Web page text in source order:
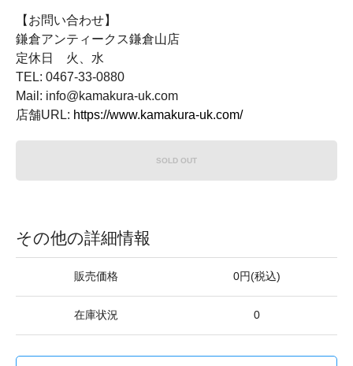
【お問い合わせ】
鎌倉アンティークス鎌倉山店
定休日 火、水
TEL: 0467-33-0880
Mail: info@kamakura-uk.com
店舗URL: https://www.kamakura-uk.com/
SOLD OUT
その他の詳細情報
販売価格 0円(税込)
在庫状況 0